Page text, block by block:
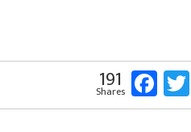
191
Shares